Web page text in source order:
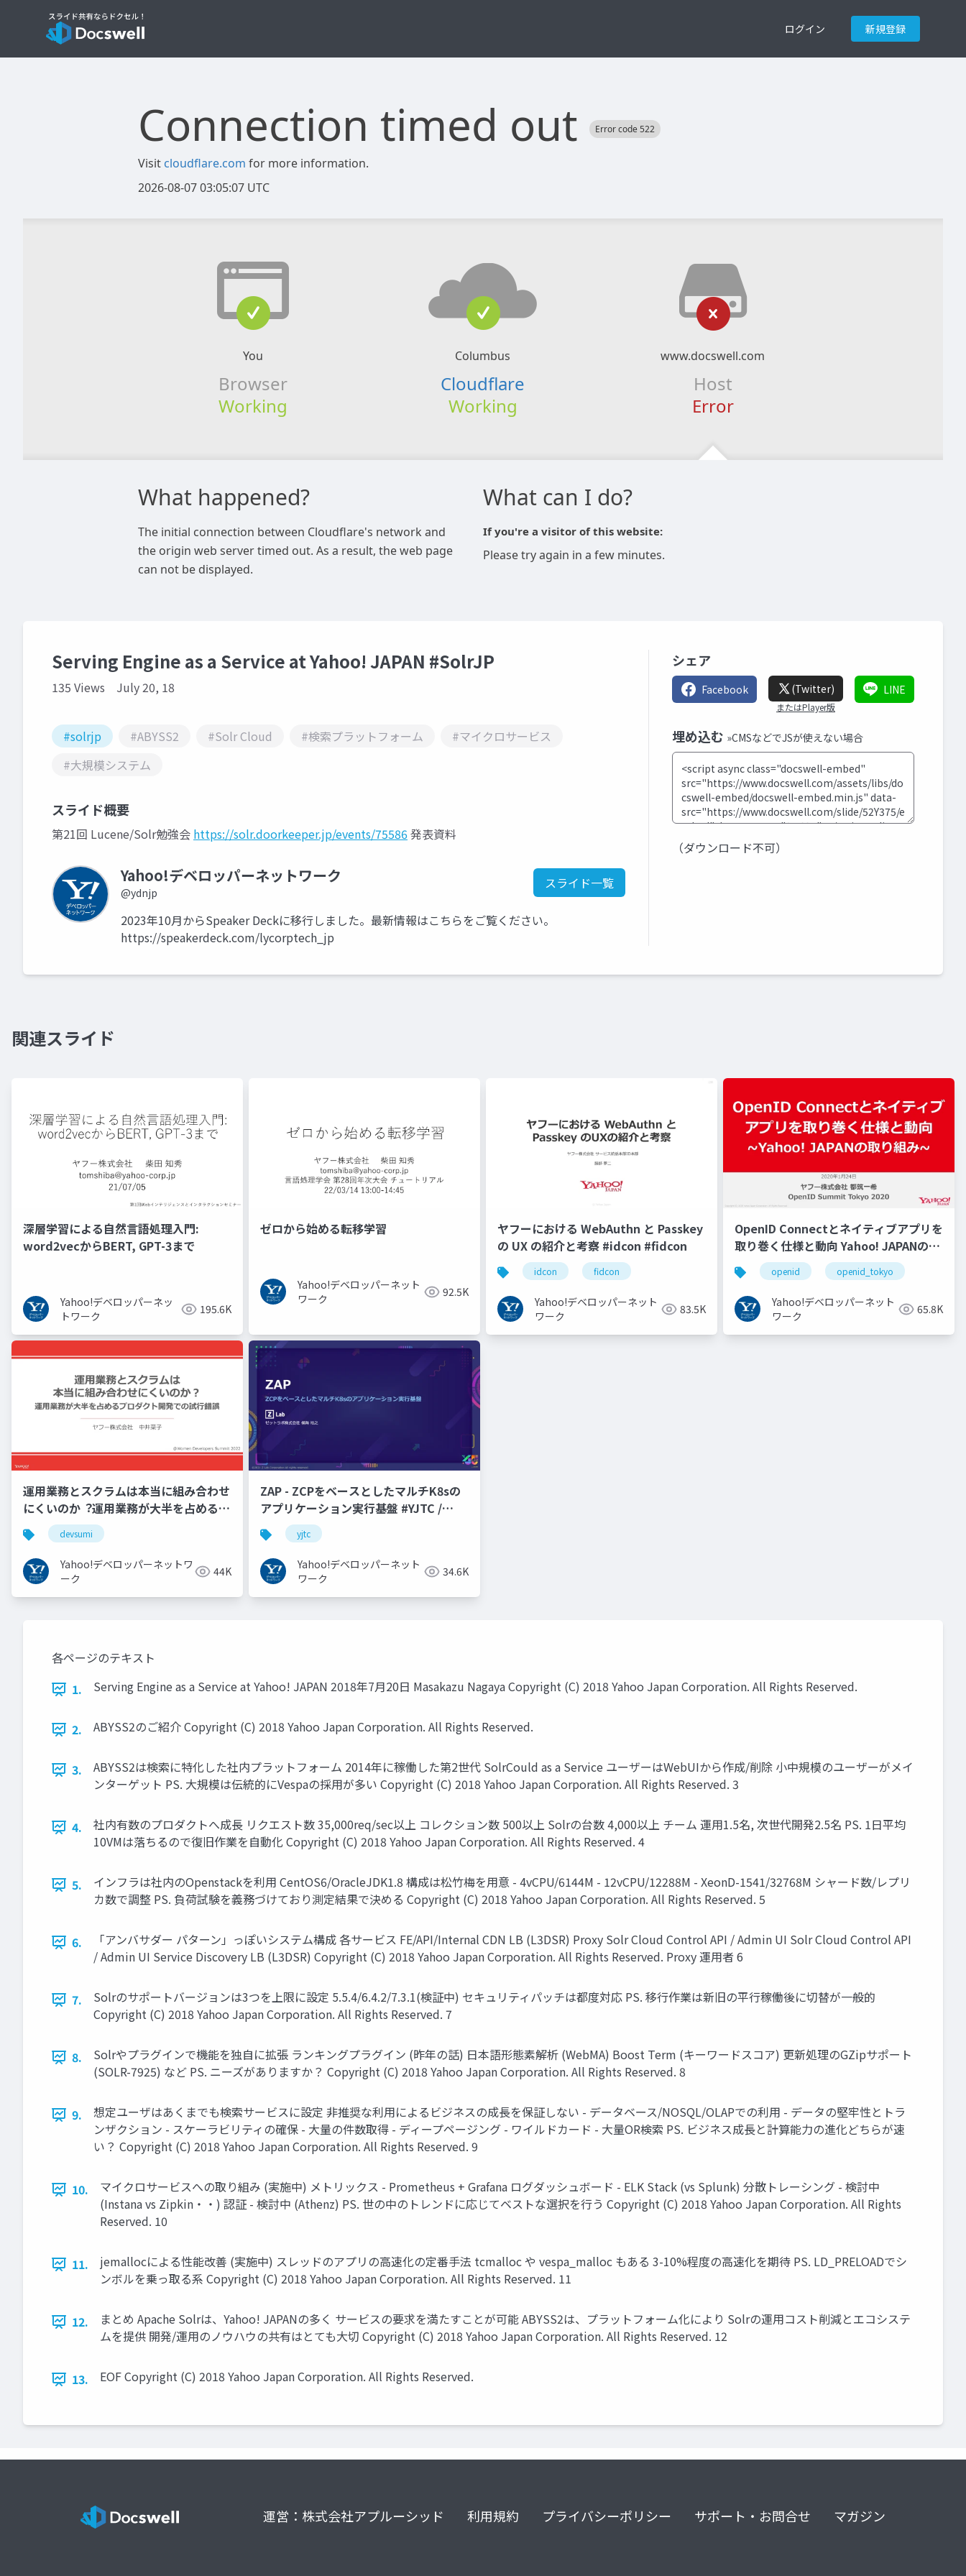
ログイン 新規登録
Serving Engine as a Service at Yahoo! JAPAN #SolrJP
135 Views July 20, 18
#solrjp #ABYSS2 #Solr Cloud #検索プラットフォーム
#マイクロサービス
#大規模システム
スライド概要
第21回 Lucene/Solr勉強会 https://solr.doorkeeper.jp/events/75586発表資料
Yahoo!デベロッパーネットワーク
@ydnjp
スライド一覧
2023年10月からSpeaker Deckに移行しました。最新情報はこちらをご覧ください。
https://speakerdeck.com/lycorptech_jp
シェア
Facebook (Twitter)
またはPlayer版
LINE
埋め込む »CMSなどでJSが使えない場合
（ダウンロード不可）
関連スライド
深層学習による自然言語処理入門:
word2vecからBERT, GPT-3まで
Yahoo!デベロッパーネッ
トワーク
195.6K
ゼロから始める転移学習
Yahoo!デベロッパーネット
ワーク
92.5K
ヤフーにおける WebAuthn と Passkey
の UX の紹介と考察 #idcon #fidcon
idcon fidcon
Yahoo!デベロッパーネット
ワーク
83.5K
OpenID Connectとネイティブアプリを
取り巻く仕様と動向 Yahoo! JAPANの取
り組み #openid #openid_tokyo
openid openid_tokyo
Yahoo!デベロッパーネット
ワーク
65.8K
運用業務とスクラムは本当に組み合わせ
にくいのか︖運用業務が大半を占めるプ
ロダクト開発での試行錯誤
devsumi
Yahoo!デベロッパーネットワ
ーク
44K
ZAP - ZCPをベースとしたマルチK8sの
アプリケーション実行基盤 #YJTC /
YJTC21 B-3
yjtc
Yahoo!デベロッパーネット
ワーク
34.6K
各ページのテキスト
1.
Serving Engine as a Service at Yahoo! JAPAN 2018年7月20日 Masakazu Nagaya Copyright (C) 2018 Yahoo Japan Corporation. All Rights Reserved.
2. ABYSS2のご紹介 Copyright (C) 2018 Yahoo Japan Corporation. All Rights Reserved.
3.
ABYSS2は検索に特化した社内プラットフォーム 2014年に稼働した第2世代 SolrCould as a Service ユーザーはWebUIから作成/削除 小中規模のユーザーがメイ
ンターゲット PS. 大規模は伝統的にVespaの採用が多い Copyright (C) 2018 Yahoo Japan Corporation. All Rights Reserved. 3
4.
社内有数のプロダクトへ成長 リクエスト数 35,000req/sec以上 コレクション数 500以上 Solrの台数 4,000以上 チーム 運用1.5名, 次世代開発2.5名 PS. 1日平均
10VMは落ちるので復旧作業を自動化 Copyright (C) 2018 Yahoo Japan Corporation. All Rights Reserved. 4
5.
インフラは社内のOpenstackを利用 CentOS6/OracleJDK1.8 構成は松竹梅を用意 - 4vCPU/6144M - 12vCPU/12288M - XeonD-1541/32768M シャード数/レプリ
カ数で調整 PS. 負荷試験を義務づけており測定結果で決める Copyright (C) 2018 Yahoo Japan Corporation. All Rights Reserved. 5
6.
「アンバサダー パターン」っぽいシステム構成 各サービス FE/API/Internal CDN LB (L3DSR) Proxy Solr Cloud Control API / Admin UI Solr Cloud Control API
/ Admin UI Service Discovery LB (L3DSR) Copyright (C) 2018 Yahoo Japan Corporation. All Rights Reserved. Proxy 運用者 6
7.
Solrのサポートバージョンは3つを上限に設定 5.5.4/6.4.2/7.3.1(検証中) セキュリティパッチは都度対応 PS. 移行作業は新旧の平行稼働後に切替が一般的
Copyright (C) 2018 Yahoo Japan Corporation. All Rights Reserved. 7
8.
Solrやプラグインで機能を独自に拡張 ランキングプラグイン (昨年の話) 日本語形態素解析 (WebMA) Boost Term (キーワードスコア) 更新処理のGZipサポート
(SOLR-7925) など PS. ニーズがありますか？ Copyright (C) 2018 Yahoo Japan Corporation. All Rights Reserved. 8
9.
想定ユーザはあくまでも検索サービスに設定 非推奨な利用によるビジネスの成長を保証しない - データベース/NOSQL/OLAPでの利用 - データの堅牢性とトラ
ンザクション - スケーラビリティの確保 - 大量の件数取得 - ディープページング - ワイルドカード - 大量OR検索 PS. ビジネス成長と計算能力の進化どちらが速
い？ Copyright (C) 2018 Yahoo Japan Corporation. All Rights Reserved. 9
10.
マイクロサービスへの取り組み (実施中) メトリックス - Prometheus + Grafana ログダッシュボード - ELK Stack (vs Splunk) 分散トレーシング - 検討中
(Instana vs Zipkin・・) 認証 - 検討中 (Athenz) PS. 世の中のトレンドに応じてベストな選択を行う Copyright (C) 2018 Yahoo Japan Corporation. All Rights
Reserved. 10
11.
jemallocによる性能改善 (実施中) スレッドのアプリの高速化の定番手法 tcmalloc や vespa_malloc もある 3-10%程度の高速化を期待 PS. LD_PRELOADでシ
ンボルを乗っ取る系 Copyright (C) 2018 Yahoo Japan Corporation. All Rights Reserved. 11
12.
まとめ Apache Solrは、Yahoo! JAPANの多く サービスの要求を満たすことが可能 ABYSS2は、プラットフォーム化により Solrの運用コスト削減とエコシステ
ムを提供 開発/運用のノウハウの共有はとても大切 Copyright (C) 2018 Yahoo Japan Corporation. All Rights Reserved. 12
13. EOF Copyright (C) 2018 Yahoo Japan Corporation. All Rights Reserved.
運営：株式会社アプルーシッド 利用規約 プライバシーポリシー サポート・お問合せ マガジン